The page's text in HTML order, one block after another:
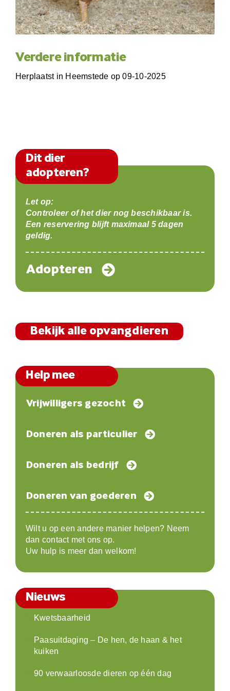
Verdere informatie
Herplaatst in Heemstede op 09-10-2025
Dit dier
adopteren?
Let op:
Controleer of het dier nog beschikbaar is.
Een reservering blijft maximaal 5 dagen
geldig.
Adopteren
Bekijk alle opvangdieren
Help mee
Vrijwilligers gezocht
Doneren als particulier
Doneren als bedrijf
Doneren van goederen
Wilt u op een andere manier helpen? Neem
dan contact met ons op.
Uw hulp is meer dan welkom!
Nieuws
Kwetsbaarheid
Paasuitdaging – De hen, de haan & het
kuiken
90 verwaarloosde dieren op één dag